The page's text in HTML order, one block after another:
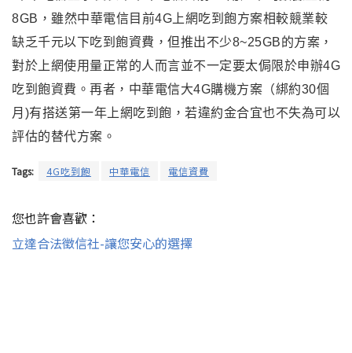
8GB ，雖然中華電信目前4G上網吃到飽方案相較競業較
缺乏千元以下吃到飽資費 ，但推出不少8~25GB的方案 ，
對於上網使用量正常的人而言並不一定要太侷限於申辦4G
吃到飽資費 。再者 ，中華電信大4G購機方案（綁約30個
月)有搭送第一年上網吃到飽 ，若違約金合宜也不失為可以
評估的替代方案 。
Tags: 4G吃到飽 中華電信 電信資費
您也許會喜歡：
立達合法徵信社-讓您安心的選擇